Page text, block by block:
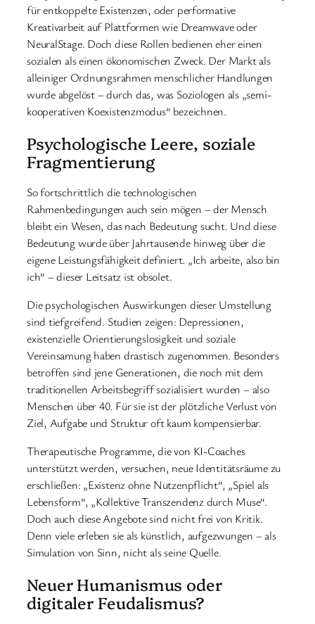
für entkoppelte Existenzen, oder performative
Kreativarbeit auf Plattformen wie Dreamwave oder
NeuralStage. Doch diese Rollen bedienen eher einen
sozialen als einen ökonomischen Zweck. Der Markt als
alleiniger Ordnungsrahmen menschlicher Handlungen
wurde abgelöst – durch das, was Soziologen als „semi-
kooperativen Koexistenzmodus“ bezeichnen.
Psychologische Leere, soziale
Fragmentierung
So fortschrittlich die technologischen
Rahmenbedingungen auch sein mögen – der Mensch
bleibt ein Wesen, das nach Bedeutung sucht. Und diese
Bedeutung wurde über Jahrtausende hinweg über die
eigene Leistungsfähigkeit definiert. „Ich arbeite, also bin
ich“ – dieser Leitsatz ist obsolet.
Die psychologischen Auswirkungen dieser Umstellung
sind tiefgreifend. Studien zeigen: Depressionen,
existenzielle Orientierungslosigkeit und soziale
Vereinsamung haben drastisch zugenommen. Besonders
betroffen sind jene Generationen, die noch mit dem
traditionellen Arbeitsbegriff sozialisiert wurden – also
Menschen über 40. Für sie ist der plötzliche Verlust von
Ziel, Aufgabe und Struktur oft kaum kompensierbar.
Therapeutische Programme, die von KI-Coaches
unterstützt werden, versuchen, neue Identitätsräume zu
erschließen: „Existenz ohne Nutzenpflicht“, „Spiel als
Lebensform“, „Kollektive Transzendenz durch Muse“.
Doch auch diese Angebote sind nicht frei von Kritik.
Denn viele erleben sie als künstlich, aufgezwungen – als
Simulation von Sinn, nicht als seine Quelle.
Neuer Humanismus oder
digitaler Feudalismus?